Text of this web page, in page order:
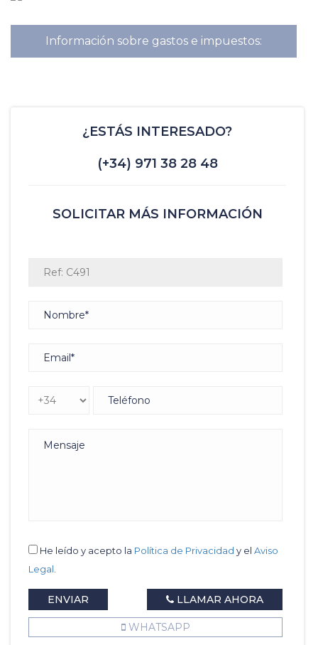
Información sobre gastos e impuestos:
¿ESTÁS INTERESADO?
(+34) 971 38 28 48
SOLICITAR MÁS INFORMACIÓN
He leído y acepto la Política de Privacidad y el Aviso
Legal
ENVIAR LLAMAR AHORA
WHATSAPP